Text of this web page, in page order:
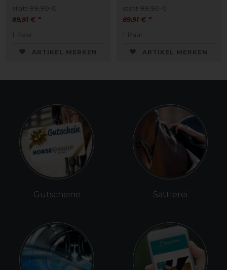
statt 99,90 €
89,91 € *
1 Paar
ARTIKEL MERKEN
statt 99,90 €
89,91 € *
1 Paar
ARTIKEL MERKEN
Gutscheine Sattlerei